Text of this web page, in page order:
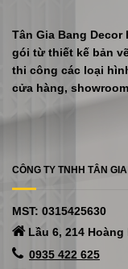
Tân Gia Bang
gói từ thiết kế bản
thi công các loại
cửa hàng,
CÔNG TY TNHH TÂN
MST: 0315425630
Lầu 6, 214 Hoàng
0935 422 625